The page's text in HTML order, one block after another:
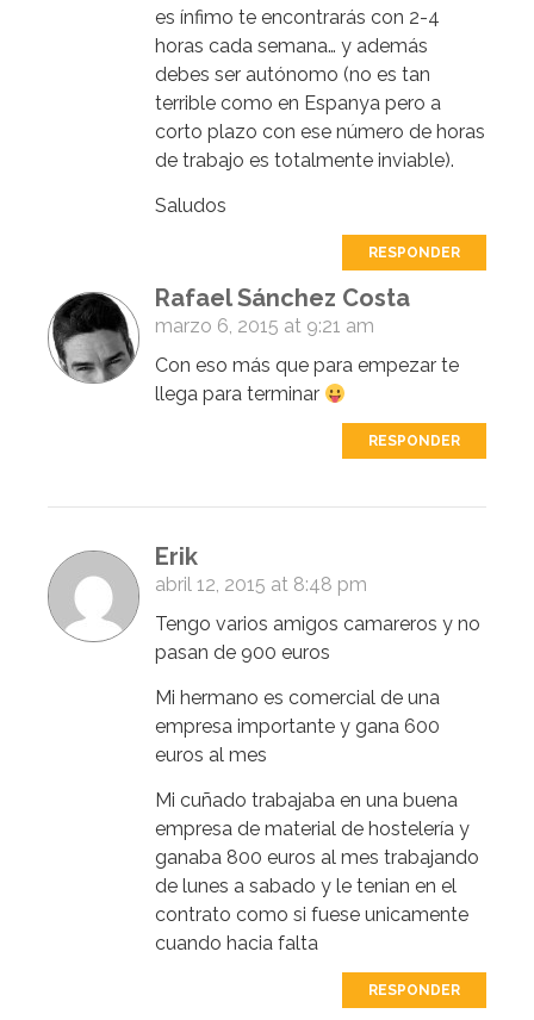
es ínfimo te encontrarás con 2-4
horas cada semana… y además
debes ser autónomo (no es tan
terrible como en Espanya pero a
corto plazo con ese número de horas
de trabajo es totalmente inviable).
Saludos
RESPONDER
Rafael Sánchez Costa
marzo 6, 2015 at 9:21 am
Con eso más que para empezar te
llega para terminar
RESPONDER
Erik
abril 12, 2015 at 8:48 pm
Tengo varios amigos camareros y no
pasan de 900 euros
Mi hermano es comercial de una
empresa importante y gana 600
euros al mes
Mi cuñado trabajaba en una buena
empresa de material de hostelería y
ganaba 800 euros al mes trabajando
de lunes a sabado y le tenian en el
contrato como si fuese unicamente
cuando hacia falta
RESPONDER